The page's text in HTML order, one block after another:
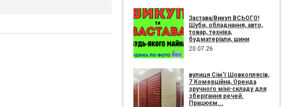
Застава/Викуп ВСЬОГО!
Шуби, обладнання, авто,
товар, техніка,
будматеріали, шини
20.07.26
вулиця Сім'ї Шовкоплясів,
7 Комерційна, Оренда
зручного міні-складу для
зберігання речей.
Працюєм...